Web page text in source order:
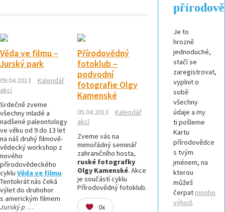
Věda ve filmu –
Jurský park
09.04.2013
Kalendář
akcí
Srdečně zveme
všechny mladé a
nadšené paleontology
ve věku od 9 do 13 let
na náš druhý filmově-
vědecký workshop z
nového
přírodovědeckého
cyklu Věda ve filmu.
Tentokrát nás čeká
výlet do druhohor
s americkým filmem
Jurský p …
Přírodovědný
fotoklub –
podvodní
fotografie Olgy
Kamenské
05.04.2013
Kalendář
akcí
Zveme vás na
mimořádný seminář
zahraničního hosta,
ruské fotografky
Olgy Kamenské. Akce
je součástí cyklu
Přírodovědný fotoklub.
0x
Je to
hrozně
jednoduché,
stačí se
zaregistrovat,
vyplnit o
sobě
všechny
údaje a my
ti pošleme
Kartu
přírodovědce
s tvým
jménem, na
kterou
můžeš
čerpat mnoho
výhod.